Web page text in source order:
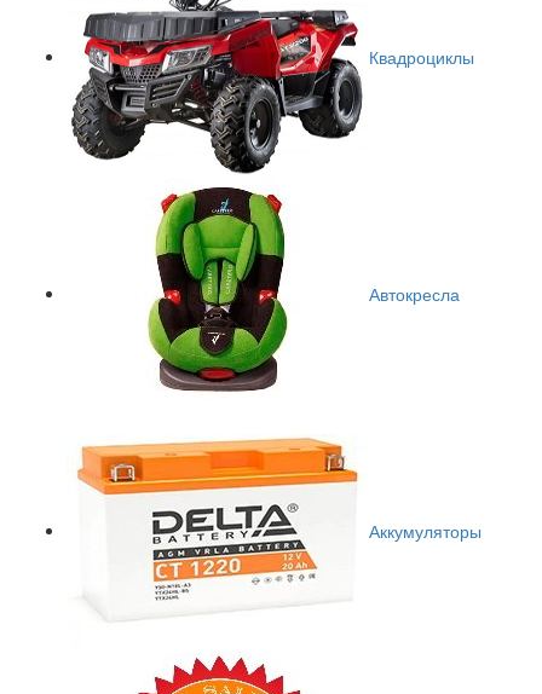
Квадроциклы
Автокресла
Аккумуляторы